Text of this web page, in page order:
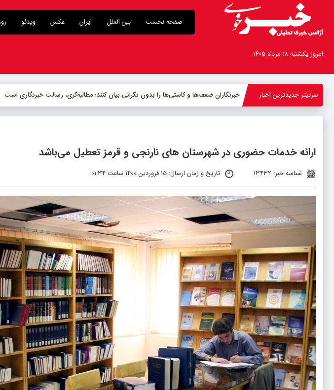
صفحه نخست بین الملل ایران عکس ویدئو
امروز یکشنبه ۱۸ مرداد ۱۴۰۵
سرتیتر جدیدترین اخبار خبرنگاران ضعف‌ها و کاستی‌ها را بدون نگرانی بیان کنند؛ مطالبه‌گری، رسالت خبرنگاری است
ارائه خدمات حضوری در شهرستان های نارنجی و قرمز تعطیل می‌باشد
شناسه خبر: 13432 تاریخ و زمان ارسال: 15 فروردین 1400 ساعت 01:34